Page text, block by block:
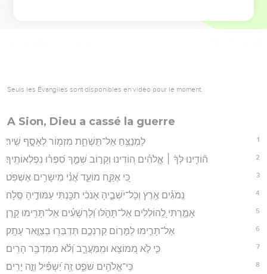
Seuls les Évangiles sont disponibles en vidéo pour le moment.
A Sion, Dieu a cassé la guerre
1 לַמְנַצֵּ֥חַ אַל־תַּשְׁחֵ֑ת מִזְמ֖וֹר לְאָסָ֣ף שִֽׁיר׃
2 ה֘וֹדִ֤ינוּ לְּךָ֨ ׀ אֱ‍ֽלֹהִ֗ים ה֭וֹדִינוּ וְקָר֣וֹב שְׁמֶ֑ךָ סִ֝פְּר֗וּ נִפְלְאוֹתֶֽיךָ׃
3 כִּ֭י אֶקַּ֣ח מוֹעֵ֑ד אֲ֝נִ֗י מֵישָׁרִ֥ים אֶשְׁפֹּֽט׃
4 נְֽמֹגִ֗ים אֶ֥רֶץ וְכָל־יֹשְׁבֶ֑יהָ אָנֹכִ֨י תִכַּ֖נְתִּי עַמּוּדֶ֣יהָ סֶּֽלָה׃
5 אָמַ֣רְתִּי לַֽ֭הוֹלְלִים אַל־תָּהֹ֑לּוּ וְ֝לָרְשָׁעִ֗ים אַל־תָּרִ֥ימוּ קָֽרֶן׃
6 אַל־תָּרִ֣ימוּ לַמָּר֣וֹם קַרְנְכֶ֑ם תְּדַבְּר֖וּ בְצַוָּ֣אר עָתָֽק׃
7 כִּ֤י לֹ֣א מִ֭מּוֹצָא וּמִֽמַּעֲרָ֑ב וְ֝לֹ֗א מִמִּדְבַּ֥ר הָרִֽים׃
8 כִּֽי־אֱלֹהִ֥ים שֹׁפֵ֑ט זֶ֥ה יַ֝שְׁפִּ֗יל וְזֶ֣ה יָרִֽים׃